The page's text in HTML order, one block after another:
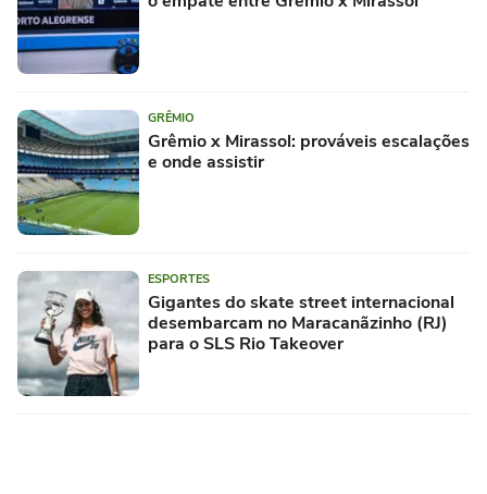
GRÊMIO
Grêmio x Mirassol: prováveis escalações
e onde assistir
ESPORTES
Gigantes do skate street internacional
desembarcam no Maracanãzinho (RJ)
para o SLS Rio Takeover